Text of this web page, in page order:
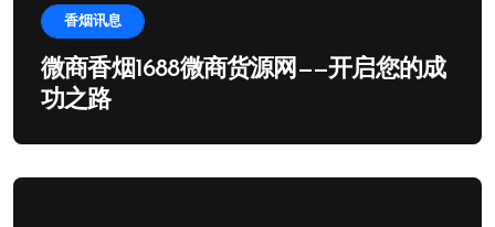
香烟讯息
微商香烟1688微商货源网——开启您的成
功之路